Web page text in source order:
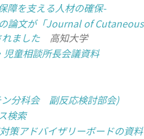
を支える人材の確保-
論文が「Journal of Cutaneous
ました 高知大学
童相談所長会議資料
ン分科会 副反応検討部会)
検索
策アドバイザリーボードの資料